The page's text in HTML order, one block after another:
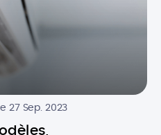
Le 27 Sep. 2023